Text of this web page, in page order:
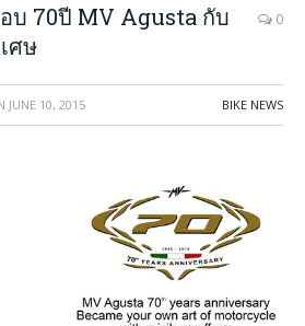
บ 70ปี MV Agusta กับ
ศษ
0
JUNE 10, 2015 BIKE NEWS